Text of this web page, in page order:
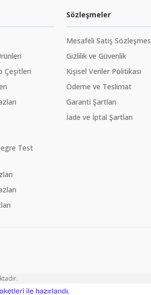
Çeşitleri
Test
Sözleşmeler
Mesafeli Satış
Gizlilik ve Güvenlik
Kişisel Veriler Politikası
Ödeme ve Teslimat
Garanti Şartları
İade ve İptal Şartları
e-